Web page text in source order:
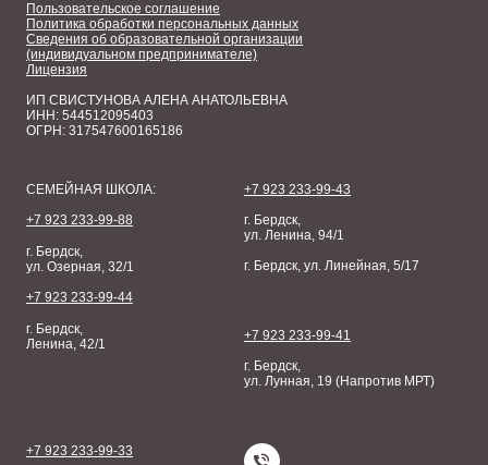
Пользовательское соглашение
Политика обработки персональных данных
Сведения об образовательной организации
(индивидуальном предпринимателе)
Лицензия
ИП СВИСТУНОВА АЛЕНА АНАТОЛЬЕВНА
ИНН: 544512095403
ОГРН: 317547600165186
СЕМЕЙНАЯ ШКОЛА:
+7 923 233-99-88
г. Бердск,
ул. Озерная, 32/1
+7 923 233-99-44
г. Бердск,
Ленина, 42/1
+7 923 233-99-43
г. Бердск,
ул. Ленина, 94/1
г. Бердск, ул. Линейная, 5/17
+7 923 233-99-41
г. Бердск,
ул. Лунная, 19 (Напротив МРТ)
+7 923 233-99-33